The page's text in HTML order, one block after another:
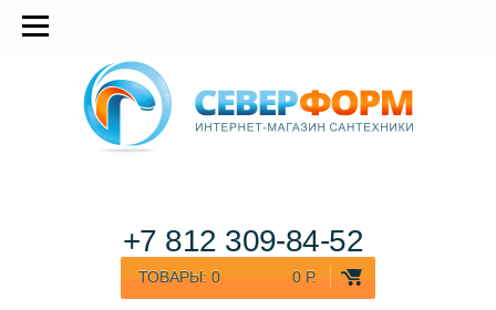
ТОВАРЫ: 0 0 Р.
+7 812 309-84-52